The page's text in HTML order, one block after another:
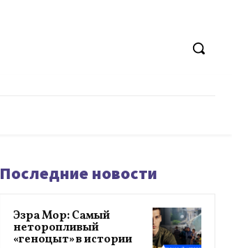
Последние новости
Эзра Мор: Самый
неторопливый
«геноцыт» в истории